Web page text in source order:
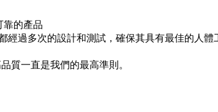
的產品
過多次的設計和測試，確保其具有最佳的人體
質一直是我們的最高準則。